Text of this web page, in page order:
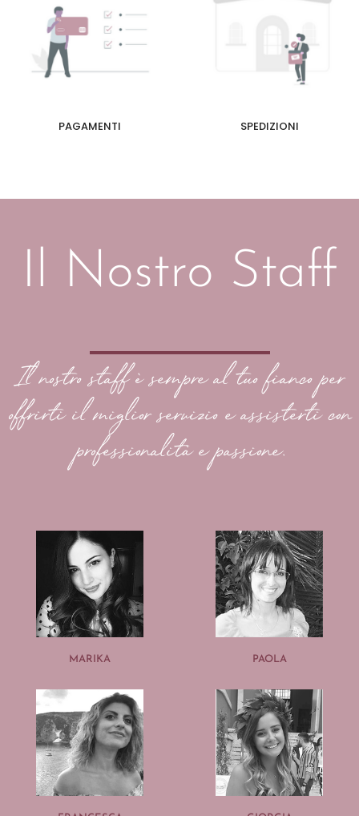
PAGAMENTI SPEDIZIONI
Il Nostro Staff
Il nostro staff è sempre al tuo fianco per
offrirti il miglior servizio e assisterti con
professionalità e passione.
MARIKA PAOLA